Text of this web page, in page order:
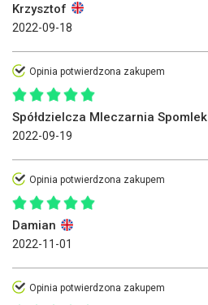
Krzysztof
2022-09-18
Opinia potwierdzona zakupem
Spółdzielcza Mleczarnia Spomlek
2022-09-19
Opinia potwierdzona zakupem
Damian
2022-11-01
Opinia potwierdzona zakupem